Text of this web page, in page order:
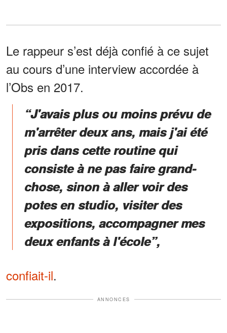
Le rappeur s’est déjà confié à ce sujet
au cours d’une interview accordée à
l’Obs en 2017.
“J'avais plus ou moins prévu de
m'arrêter deux ans, mais j'ai été
pris dans cette routine qui
consiste à ne pas faire grand-
chose, sinon à aller voir des
potes en studio, visiter des
expositions, accompagner mes
deux enfants à l'école”,
confiait-il.
ANNONCES